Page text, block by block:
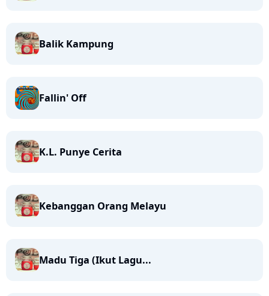
Balik Kampung
Fallin' Off
K.L. Punye Cerita
Kebanggan Orang Melayu
Madu Tiga (Ikut Lagu...